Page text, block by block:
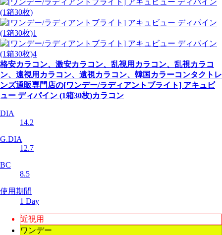
格安カラコン、激安カラコン、乱視用カラコン、乱視カラコ
ン、遠視用カラコン、遠視カラコン、韓国カラーコンタクトレ
ンズ通販専門店の[ワンデー/ラディアントブライト] アキュビ
ュー ディパイン (1箱30枚)カラコン
DIA
14.2
G.DIA
12.7
BC
8.5
使用期間
1 Day
近視用
ワンデー